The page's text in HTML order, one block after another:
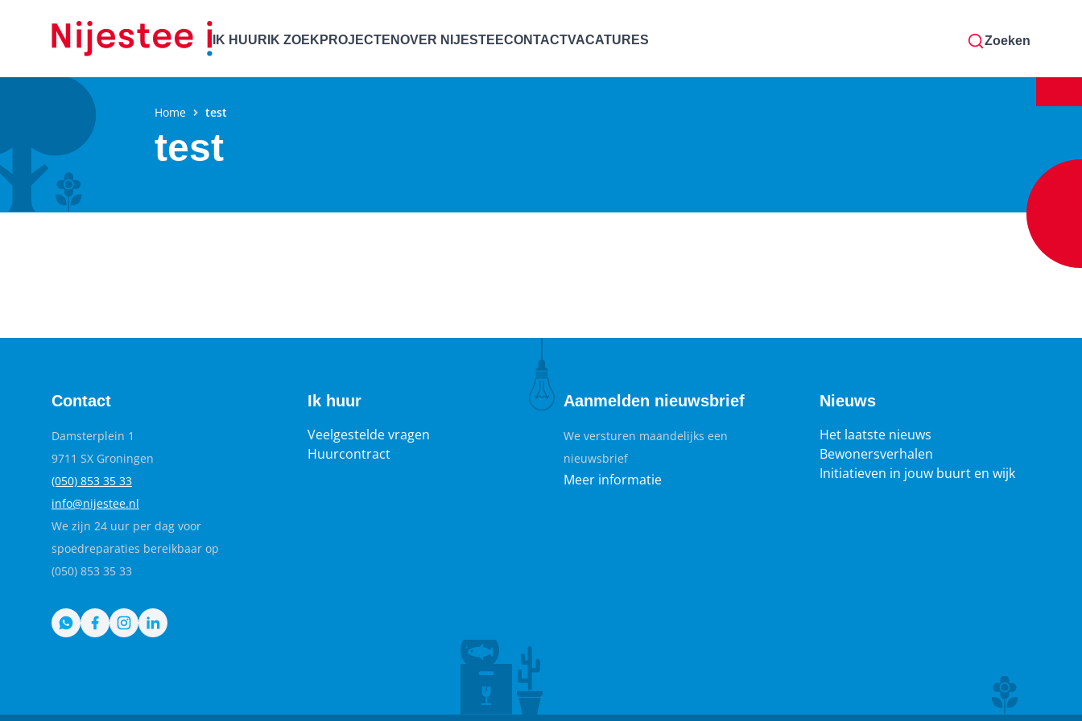
IK HUUR IK ZOEK PROJECTENOVER NIJESTEECONTACTVACATURES Zoeken
Home test
test
Contact
Damsterplein 1
9711 SX Groningen
(050) 853 35 33
info@nijestee.nl
We zijn 24 uur per dag voor
spoedreparaties bereikbaar op
(050) 853 35 33
Ik huur
Veelgestelde vragen
Huurcontract
Aanmelden nieuwsbrief
We versturen maandelijks een
nieuwsbrief
Meer informatie
Nieuws
Het laatste nieuws
Bewonersverhalen
Initiatieven in jouw buurt en wijk
WhatsApp
Facebook
Instagram
LinkedIn